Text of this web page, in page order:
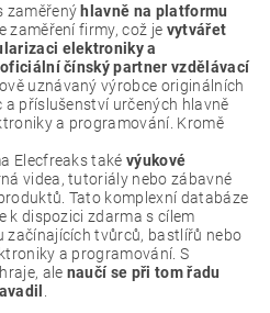
zaměřený hlavně na platformu
zaměření firmy, což je vytvářet
elektroniky a
oficiální čínský partner vzdělávací
uznávaný výrobce originálních
příslušenství určených hlavně
a programování. Kromě
Elecfreaks takévýukové
videa, tutoriály nebo zábavné
Tato komplexní databáze
k dispozici zdarma s cílem
začínajících tvůrců, bastlířů nebo
a programování. S
ale naučí se při tom řadu